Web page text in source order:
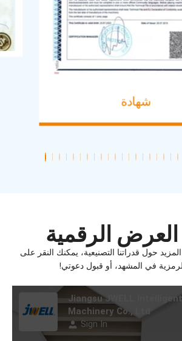
شهادة
الرقمية
حول قدراتنا التصنيعية، يمكنك النقر على
في المشهد، أو قبول دعوتي!